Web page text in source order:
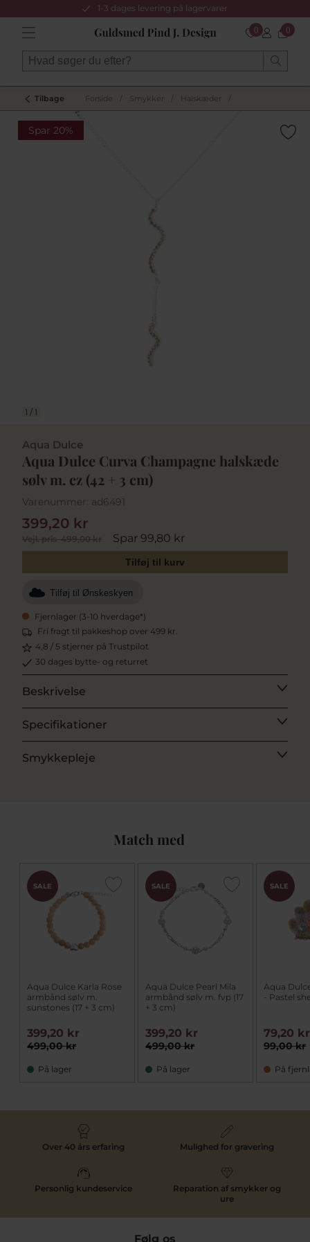
1-3 dages levering på lagervarer
0 0
Tilbage Forside Smykker Halskæder
Spar 20%
1 / 1
Aqua Dulce
Aqua Dulce Curva Champagne halskæde
sølv m. cz (42 + 3 cm)
Varenummer: ad6491
Vejl. pris499,00 kr Spar 99,80 kr
399,20 kr
Tilføj til kurv
Tilføj til Ønskeskyen
Fjernlager (3-10 hverdage*)
Fri fragt til pakkeshop over 499 kr.
4,8 / 5 stjerner på Trustpilot
30 dages bytte- og returret
Beskrivelse
Specifikationer
Smykkepleje
Match med
SALE
Aqua Dulce Karla Rose
armbånd sølv m.
sunstones (17 + 3 cm)
499,00 kr
399,20 kr
På lager
SALE
Aqua Dulce Pearl Mila
armbånd sølv m. fvp (17
+ 3 cm)
499,00 kr
399,20 kr
På lager
SALE
Aqua
- Pastel
99,00 kr
79,20 kr
På
Over 40 års erfaring Mulighed for gravering
Personlig kundeservice
Reparation af smykker og
ure
Følg os